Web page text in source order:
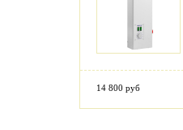
14 800 руб